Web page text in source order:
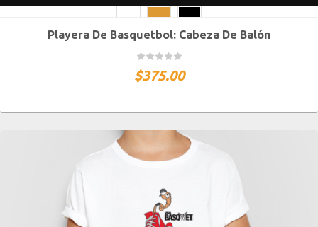
CH M G XG XXG
Playera De Basquetbol: Cabeza De Balón
$375.00